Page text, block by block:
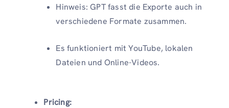
Hinweis: GPT fasst die Exporte auch in
verschiedene Formate zusammen.
Es funktioniert mit YouTube, lokalen
Dateien und Online-Videos.
Pricing: